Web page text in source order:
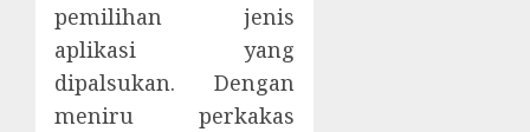
pemilihan jenis
aplikasi yang
dipalsukan. Dengan
meniru perkakas